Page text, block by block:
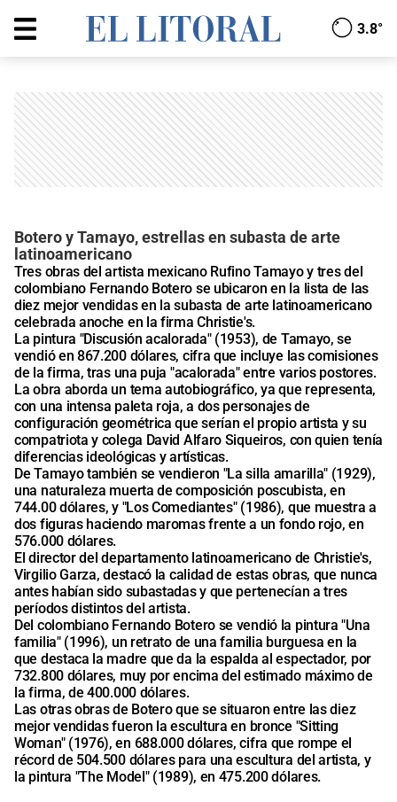
3.8°
Botero y Tamayo, estrellas en subasta de arte
latinoamericano
Tres obras del artista mexicano Rufino Tamayo y tres del
colombiano Fernando Botero se ubicaron en la lista de las
diez mejor vendidas en la subasta de arte latinoamericano
celebrada anoche en la firma Christie's.
La pintura "Discusión acalorada" (1953), de Tamayo, se
vendió en 867.200 dólares, cifra que incluye las comisiones
de la firma, tras una puja "acalorada" entre varios postores.
La obra aborda un tema autobiográfico, ya que representa,
con una intensa paleta roja, a dos personajes de
configuración geométrica que serían el propio artista y su
compatriota y colega David Alfaro Siqueiros, con quien tenía
diferencias ideológicas y artísticas.
De Tamayo también se vendieron "La silla amarilla" (1929),
una naturaleza muerta de composición poscubista, en
744.00 dólares, y "Los Comediantes" (1986), que muestra a
dos figuras haciendo maromas frente a un fondo rojo, en
576.000 dólares.
El director del departamento latinoamericano de Christie's,
Virgilio Garza, destacó la calidad de estas obras, que nunca
antes habían sido subastadas y que pertenecían a tres
períodos distintos del artista.
Del colombiano Fernando Botero se vendió la pintura "Una
familia" (1996), un retrato de una familia burguesa en la
que destaca la madre que da la espalda al espectador, por
732.800 dólares, muy por encima del estimado máximo de
la firma, de 400.000 dólares.
Las otras obras de Botero que se situaron entre las diez
mejor vendidas fueron la escultura en bronce "Sitting
Woman" (1976), en 688.000 dólares, cifra que rompe el
récord de 504.500 dólares para una escultura del artista, y
la pintura "The Model" (1989), en 475.200 dólares.